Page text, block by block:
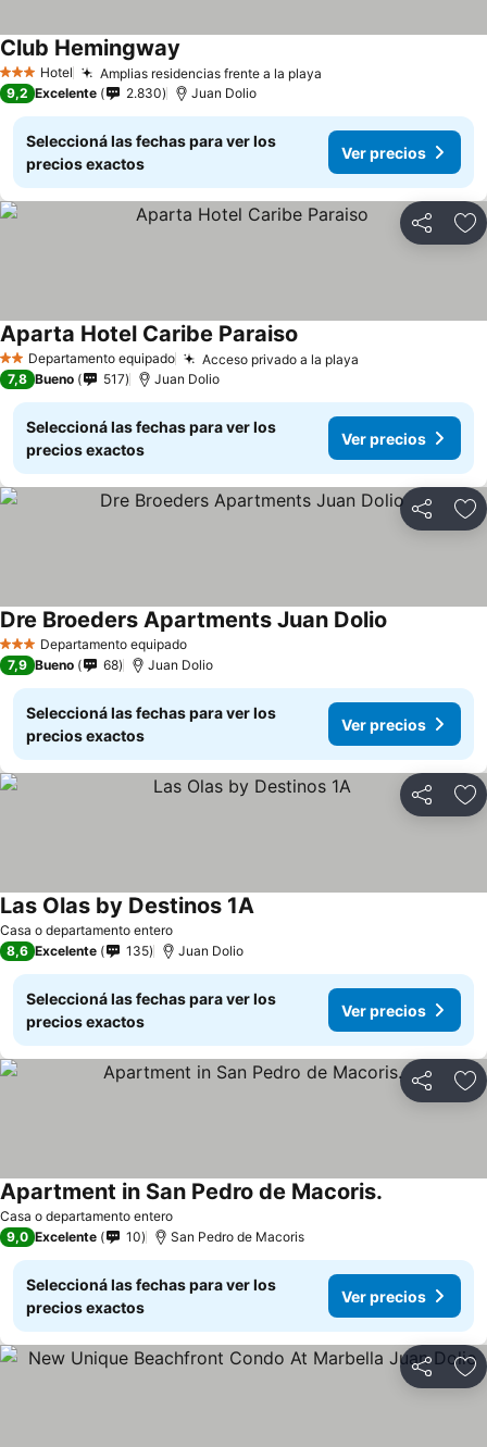
3 Estrellas
Hotel Amplias residencias frente a la playa
Club Hemingway
9,2 Excelente 2.830 Juan Dolio
Seleccioná las fechas para ver los
precios exactos
Ver precios
Compartir
2 EstrellasDepartamento equipado Acceso privado a la playa
Aparta Hotel Caribe Paraiso
7,8 Bueno 517 Juan Dolio
Seleccioná las fechas para ver los
precios exactos
Ver precios
Compartir
3 EstrellasDepartamento equipado
Dre Broeders Apartments Juan Dolio
7,9 Bueno 68 Juan Dolio
Seleccioná las fechas para ver los
precios exactos
Ver precios
Compartir
Casa o departamento entero
Las Olas by Destinos 1A
8,6 Excelente 135 Juan Dolio
Seleccioná las fechas para ver los
precios exactos
Ver precios
Compartir
Casa o departamento entero
Apartment in San Pedro de Macoris.
9,0 Excelente 10 San Pedro de Macoris
Seleccioná las fechas para ver los
precios exactos
Ver precios
Compartir